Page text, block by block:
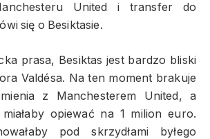
United i transfer do
się o Besiktasie.
prasa, Besiktas jest bardzo bliski
Valdésa. Na ten moment brakuje
z Manchesterem United, a
miałaby opiewać na 1 milion euro.
pod skrzydłami byłego